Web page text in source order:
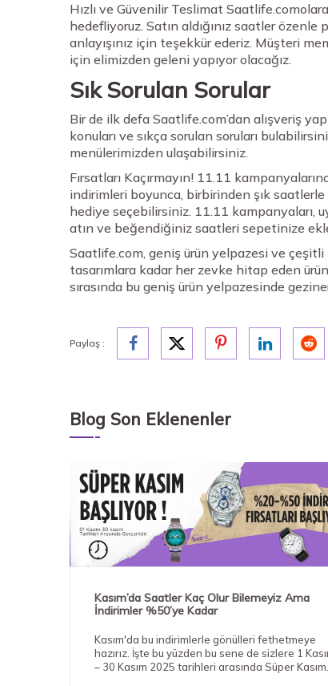
Hızlı ve Güvenilir Teslimat
hedefliyoruz. Satın aldığınız saatler
anlayışınız için teşekkür ederiz. Müşteri
için elimizden geleni yapıyor olacağız.
Sık Sorulan Sorular
Bir de ilk defa Saatlife.com’dan alışveriş
konuları ve sıkça sorulan soruları
menülerimizden ulaşabilirsiniz.
Fırsatları Kaçırmayın! 11.11
indirimleri boyunca, birbirinden şık
hediye seçebilirsiniz. 11.11 kampanyaları,
atın ve beğendiğiniz saatleri sepetinize
Saatlife.com, geniş ürün yelpazesi ve
tasarımlara kadar her zevke hitap eden
sırasında bu geniş ürün yelpazesinde
Paylaş :
Blog Son Eklenenler
Kasım’da Saatler Kaç Olur Bilemeyiz Ama
İndirimler %50’ye Kadar
Kasım'da bu indirimlerle gönülleri fethetmeye
hazırız. İşte bu yüzden bu sene de sizlere 1
– 30 Kasım 2025 tarihleri arasında Süper Kasım